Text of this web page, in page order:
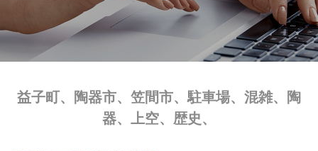
益子町、陶器市、笠間市、駐車場、混雑、陶
器、上空、歴史、